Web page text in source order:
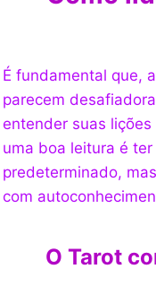
É fundamental que,
parecem
entender suas
uma boa leitura é ter
predeterminado,
com
O Tarot